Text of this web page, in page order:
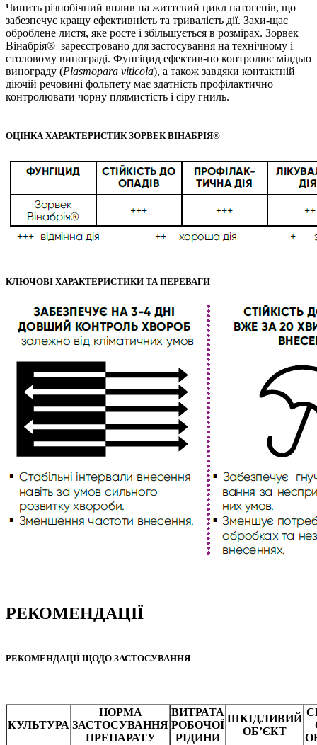
Чинить різнобічний вплив на життєвий цикл патогенів, що
забезпечує кращу ефективність та тривалість дії. Захи-щає
оброблене листя, яке росте і збільшується в розмірах. Зорвек
Вінабрія® зареєстровано для застосування на технічному і
столовому винограді. Фунгіцид ефектив-но контролює мілдью
винограду (Plasmopara viticola), а також завдяки контактній
діючій речовині фольпету має здатність профілактично
контролювати чорну плямистість і сіру гниль.
ОЦІНКА ХАРАКТЕРИСТИК ЗОРВЕК ВІНАБРІЯ®
КЛЮЧОВІ ХАРАКТЕРИСТИКИ ТА ПЕРЕВАГИ
РЕКОМЕНДАЦІЇ
РЕКОМЕНДАЦІЇ ЩОДО ЗАСТОСУВАННЯ
КУЛЬТУРА
НОРМА
ЗАСТОСУВАННЯ
ПРЕПАРАТУ
ВИТРАТА
РОБОЧОЇ
РІДИНИ
ШКІДЛИВИЙ
ОБ’ЄКТ